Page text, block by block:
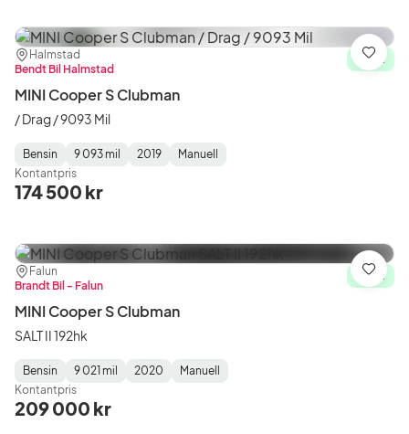
Plats:
Halmstad
Återförsäljare:
Bendt Bil Halmstad
I lager
MINI Cooper S Clubman
/ Drag / 9093 Mil
Fuel
Type:
Bensin
Mätarställning:
9 093 mil
Model
Year:
2019
Gearbox
Type:
Manuell
Kontantpris
174 500 kr
Spara
Plats:
Falun
Återförsäljare:
Brandt Bil - Falun
I lager
MINI Cooper S Clubman
SALT II 192hk
Fuel
Type:
Bensin
Mätarställning:
9 021 mil
Model
Year:
2020
Gearbox
Type:
Manuell
Kontantpris
209 000 kr
Spara